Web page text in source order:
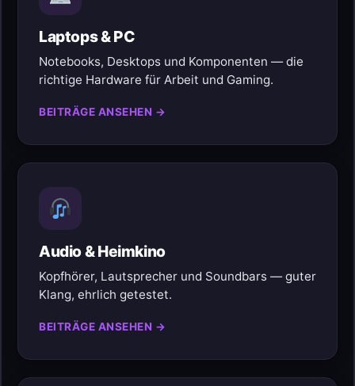
Laptops & PC
Notebooks, Desktops und Komponenten — die
richtige Hardware für Arbeit und Gaming.
BEITRÄGE ANSEHEN →
Audio & Heimkino
Kopfhörer, Lautsprecher und Soundbars — guter
Klang, ehrlich getestet.
BEITRÄGE ANSEHEN →